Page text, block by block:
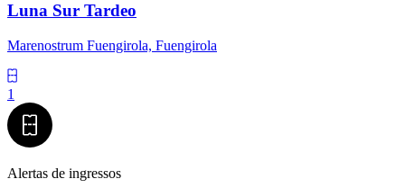
Luna Sur Tardeo
Marenostrum Fuengirola, Fuengirola
1
Alertas de ingressos